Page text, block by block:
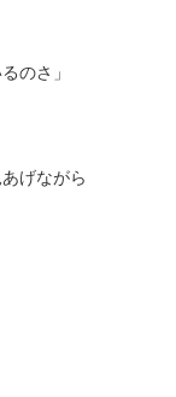
のさ」
げながら